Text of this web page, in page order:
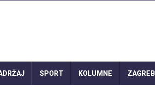
SPORT KOLUMNE ZAGREB